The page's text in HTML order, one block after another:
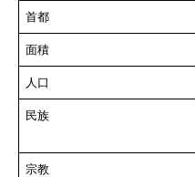
首都
面積
人口
民族
宗教